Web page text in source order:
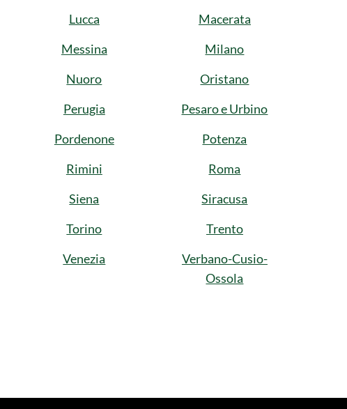
Lucca
Macerata
Messina
Milano
Nuoro
Oristano
Perugia
Pesaro e Urbino
Pordenone
Potenza
Rimini
Roma
Siena
Siracusa
Torino
Trento
Venezia
Verbano-Cusio-
Ossola